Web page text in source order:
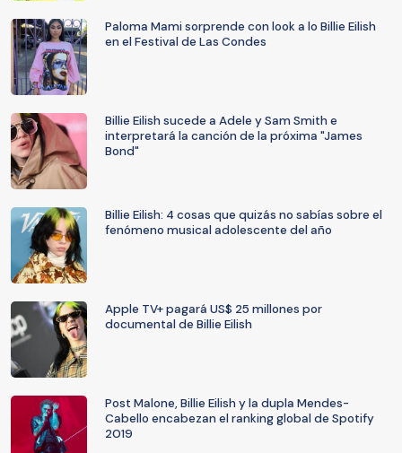
Paloma Mami sorprende con look a lo Billie Eilish
en el Festival de Las Condes
Billie Eilish sucede a Adele y Sam Smith e
interpretará la canción de la próxima "James
Bond"
Billie Eilish: 4 cosas que quizás no sabías sobre el
fenómeno musical adolescente del año
Apple TV+ pagará US$ 25 millones por
documental de Billie Eilish
Post Malone, Billie Eilish y la dupla Mendes-
Cabello encabezan el ranking global de Spotify
2019